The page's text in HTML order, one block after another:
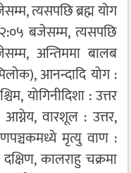
त्यसपछि ब्रह्म योग
बजेसम्म, त्यसपछि
अन्तिममा बालब
आनन्दादि योग :
योगिनीदिशा : उत्तर
वारशूल : उत्तर,
मृत्यु वाण :
कालराहु चक्रमा